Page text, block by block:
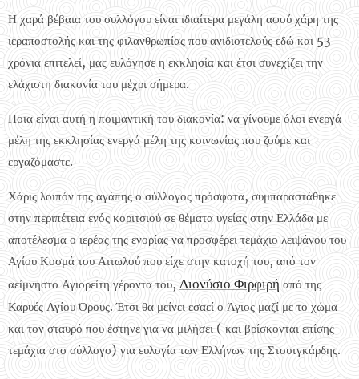
Η χαρά βέβαια του συλλόγου είναι ιδιαίτερα μεγάλη αφού χάρη της
ιεραποστολής και της φιλανθρωπίας που ανιδιοτελούς εδώ και 53
χρόνια επιτελεί, μας ευλόγησε η εκκλησία και έτσι συνεχίζει την
ελάχιστη διακονία του μέχρι σήμερα.
Ποια είναι αυτή η ποιμαντική του διακονία: να γίνουμε όλοι ενεργά
μέλη της εκκλησίας ενεργά μέλη της κοινωνίας που ζούμε και
εργαζόμαστε.
Χάρις λοιπόν της αγάπης ο σύλλογος πρόσφατα, συμπαραστάθηκε
στην περιπέτεια ενός κοριτσιού σε θέματα υγείας στην Ελλάδα με
αποτέλεσμα ο ιερέας της ενορίας να προσφέρει τεμάχιο λειψάνου του
Αγίου Κοσμά του Αιτωλού που είχε στην κατοχή του, από τον
αείμνηστο Αγιορείτη γέροντα του, Διονύσιο Φιρφιρή από της
Καρυές Αγίου Όρους. Έτσι θα μείνει εσαεί ο Άγιος μαζί με το χώμα
και τον σταυρό που έστηνε για να μιλήσει ( και βρίσκονται επίσης
τεμάχια στο σύλλογο) για ευλογία των Ελλήνων της Στουτγκάρδης.